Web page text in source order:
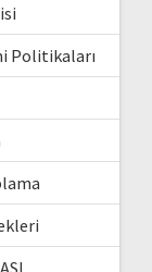
Politikaları